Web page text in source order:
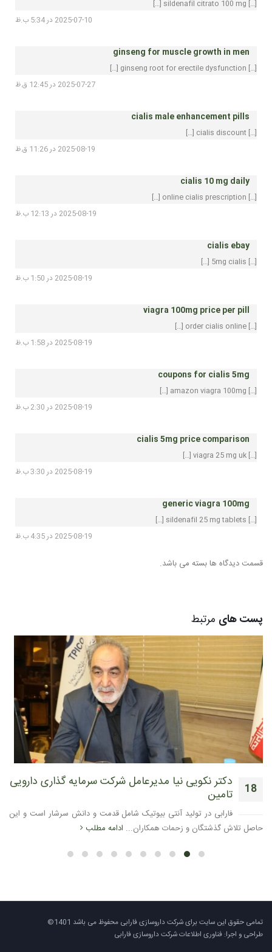
[…] sildenafil citrato 100 mg […]
2025-07-10 در 5:34 ب.ظ
ginseng for muscle growth in men
[…] ginseng root for erectile dysfunction […]
2025-07-27 در 12:45 ق.ظ
cialis male enhancement pills
[…] cialis discount […]
2025-08-19 در 11:26 ق.ظ
cialis 10 mg daily
[…] online cialis prescription […]
2025-08-19 در 12:13 ب.ظ
cialis ebay
[…] 5mg cialis […]
2025-08-19 در 1:50 ب.ظ
viagra 100mg price per pill
[…] order cialis online […]
2025-08-19 در 1:58 ب.ظ
coupons for cialis 5mg
[…] amazon viagra 100mg […]
2025-08-19 در 2:30 ب.ظ
cialis 5mg price comparison
[…] viagra 25 mg uk […]
2025-08-19 در 3:30 ب.ظ
generic viagra 100mg
[…] sildenafil 25 mg tablets […]
2025-08-19 در 4:35 ب.ظ
قسمت دیدگاه ها بسته می باشد.
پست های مرتبط
18 دکتر نکویی نیا مدیرعامل شرکت سرمایه گذاری دارویی
تامین
فارابی در تولید آنتی بیوتیک شامل قدمت و دانش سرشار است و این
حاصل تلاش گذشتگان و زحمات همکاران... ادامه مطلب
تمامی حقوق این سایت برای شرکت داروسازی فارابی محفوظ می باشد 1401©
طراحی و اجرا: فناوری اطلاعات شرکت داروسازی فارابی